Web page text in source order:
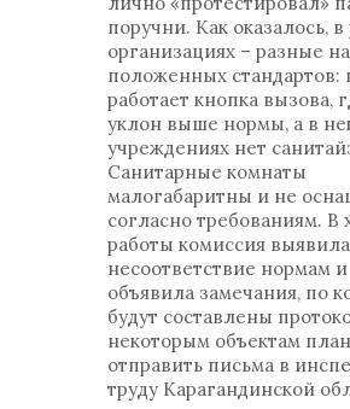
поручни. Как оказалось,
организациях – разные
положенных стандартов:
работает кнопка вызова,
уклон выше нормы, а в
учреждениях нет
Санитарные комнаты
малогабаритны и не
согласно требованиям. В
работы комиссия выявила
несоответствие нормам и
объявила замечания, по
будут составлены
некоторым объектам
отправить письма в
труду Карагандинской